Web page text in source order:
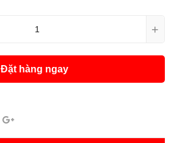
+
Đặt hàng ngay